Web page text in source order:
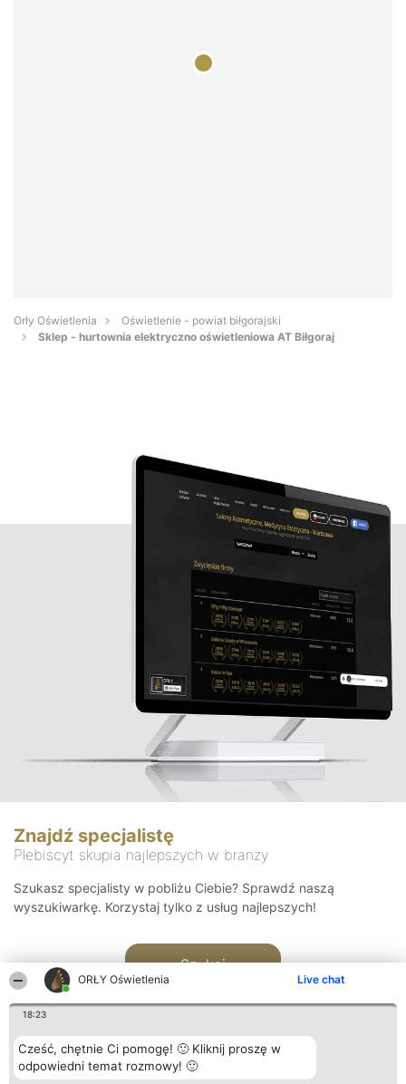
ORŁY Oświetlenia Live chat
18:23
Cześć, chętnie Ci pomogę! 🙂 Kliknij proszę w
odpowiedni temat rozmowy! 🙂
Orły Oświetlenia
Oświetlenie - powiat biłgorajski
Sklep - hurtownia elektryczno oświetleniowa AT Biłgoraj
Znajdź specjalistę
Plebiscyt skupia najlepszych w branży
Szukasz specjalisty w pobliżu Ciebie? Sprawdź naszą
wyszukiwarkę. Korzystaj tylko z usług najlepszych!
Szukaj